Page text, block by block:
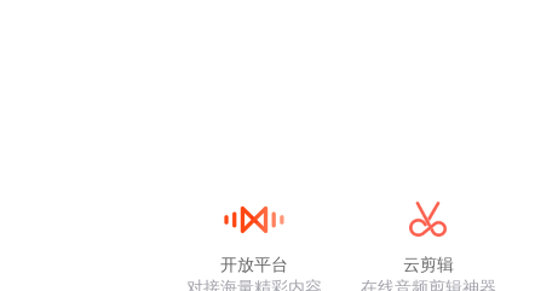
开放平台
对接海量精彩内容
云剪辑
在线音频剪辑神器